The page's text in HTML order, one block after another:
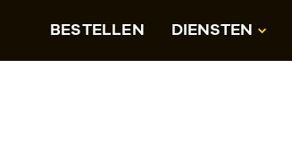
BESTELLEN DIENSTEN